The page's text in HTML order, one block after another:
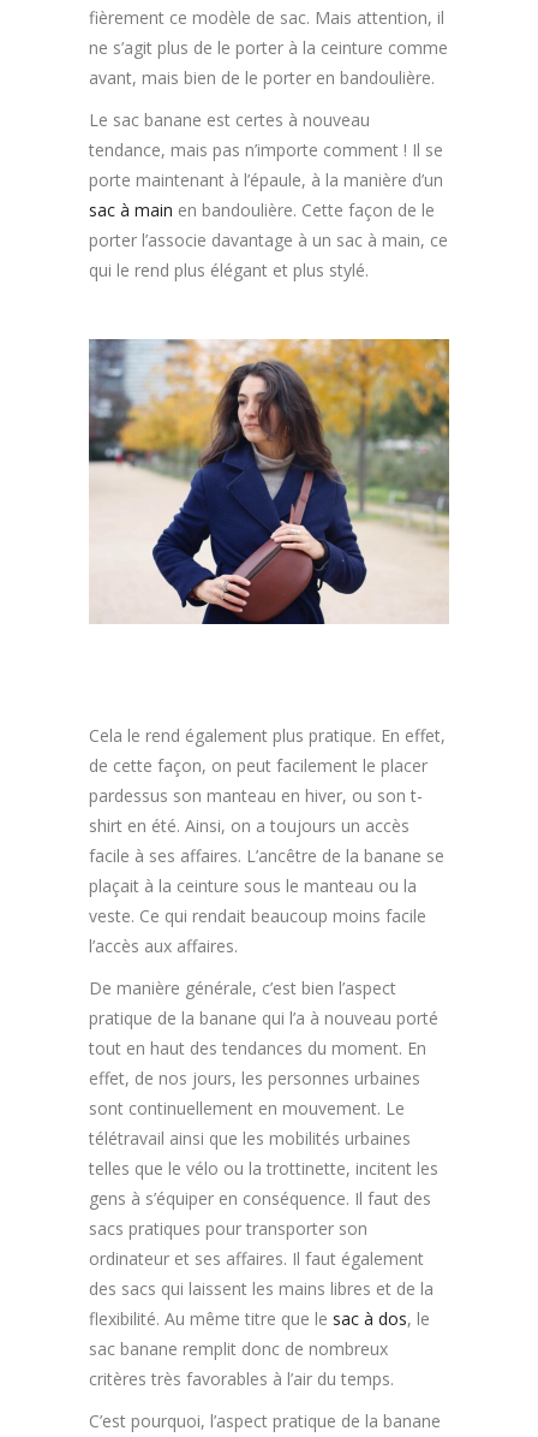
fièrement ce modèle de sac. Mais attention, il
ne s’agit plus de le porter à la ceinture comme
avant, mais bien de le porter en bandoulière.
Le sac banane est certes à nouveau
tendance, mais pas n’importe comment ! Il se
porte maintenant à l’épaule, à la manière d’un
sac à main en bandoulière. Cette façon de le
porter l’associe davantage à un sac à main, ce
qui le rend plus élégant et plus stylé.
Cela le rend également plus pratique. En effet,
de cette façon, on peut facilement le placer
pardessus son manteau en hiver, ou son t-
shirt en été. Ainsi, on a toujours un accès
facile à ses affaires. L’ancêtre de la banane se
plaçait à la ceinture sous le manteau ou la
veste. Ce qui rendait beaucoup moins facile
l’accès aux affaires.
De manière générale, c’est bien l’aspect
pratique de la banane qui l’a à nouveau porté
tout en haut des tendances du moment. En
effet, de nos jours, les personnes urbaines
sont continuellement en mouvement. Le
télétravail ainsi que les mobilités urbaines
telles que le vélo ou la trottinette, incitent les
gens à s’équiper en conséquence. Il faut des
sacs pratiques pour transporter son
ordinateur et ses affaires. Il faut également
des sacs qui laissent les mains libres et de la
flexibilité. Au même titre que le sac à dos, le
sac banane remplit donc de nombreux
critères très favorables à l’air du temps.
C’est pourquoi, l’aspect pratique de la banane